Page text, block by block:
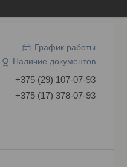
График работы
Наличие документов
+375 (29) 107-07-93
+375 (17) 378-07-93